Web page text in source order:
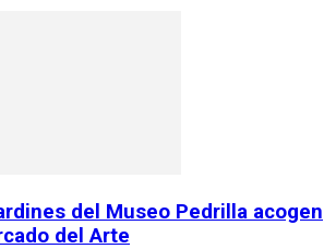
del Museo Pedrilla acogen
del Arte